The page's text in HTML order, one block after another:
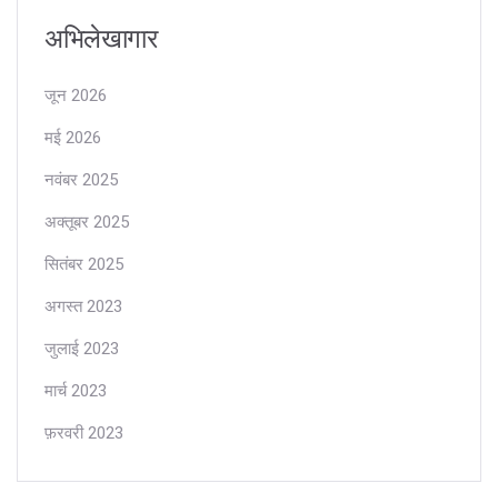
अभिलेखागार
जून 2026
मई 2026
नवंबर 2025
अक्तूबर 2025
सितंबर 2025
अगस्त 2023
जुलाई 2023
मार्च 2023
फ़रवरी 2023